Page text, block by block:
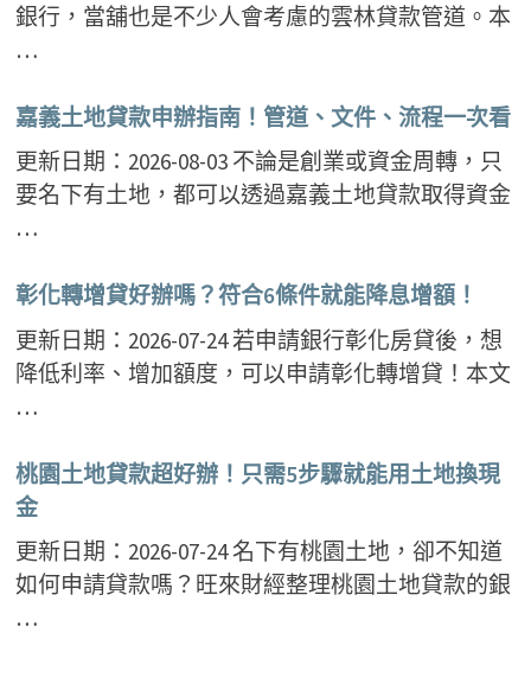
銀行，當舖也是不少人會考慮的雲林貸款管道。本
…
嘉義土地貸款申辦指南！管道、文件、流程一次看
更新日期：2026-08-03 不論是創業或資金周轉，只
要名下有土地，都可以透過嘉義土地貸款取得資金
…
彰化轉增貸好辦嗎？符合6條件就能降息增額！
更新日期：2026-07-24 若申請銀行彰化房貸後，想
降低利率、增加額度，可以申請彰化轉增貸！本文
…
桃園土地貸款超好辦！只需5步驟就能用土地換現
金
更新日期：2026-07-24 名下有桃園土地，卻不知道
如何申請貸款嗎？旺來財經整理桃園土地貸款的銀
…